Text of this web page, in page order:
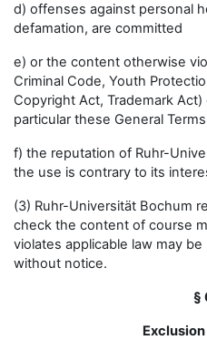
d) offenses against personal
defamation, are committed
e) or the content otherwise
Criminal Code, Youth
Copyright Act, Trademark
particular these General
f) the reputation of Ruhr-
the use is contrary to its
(3) Ruhr-Universität Bochum
check the content of course
violates applicable law may
without notice.
§